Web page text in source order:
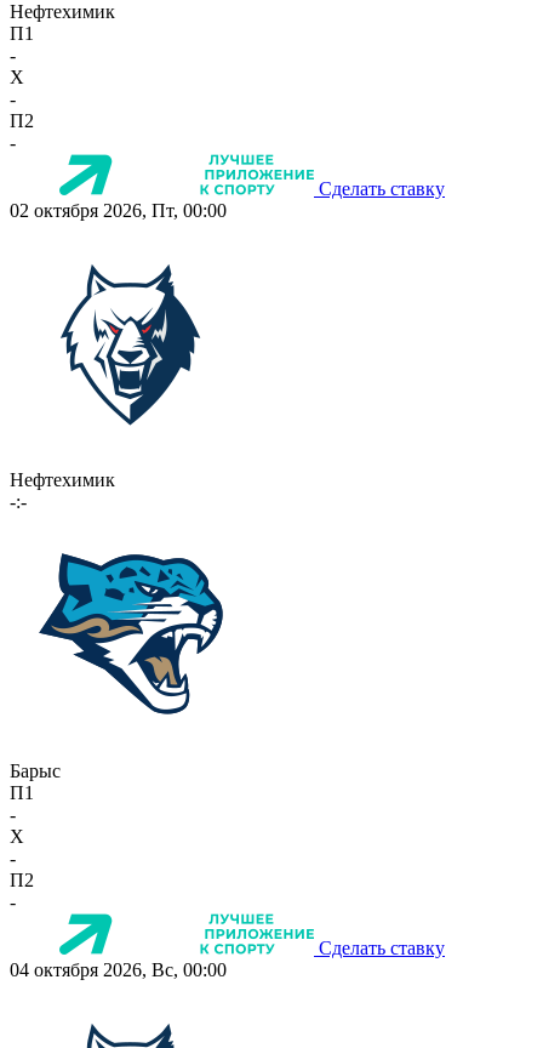
Нефтехимик
П1
-
X
-
П2
-
Сделать ставку
02 октября 2026, Пт, 00:00
Нефтехимик
-:-
Барыс
П1
-
X
-
П2
-
Сделать ставку
04 октября 2026, Вс, 00:00